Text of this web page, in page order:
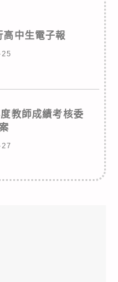
高中生電子報
教師成績考核委